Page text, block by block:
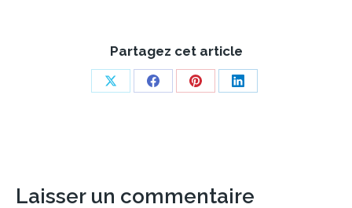
Partagez cet article
Share
Share
Share
Share
Laisser un commentaire